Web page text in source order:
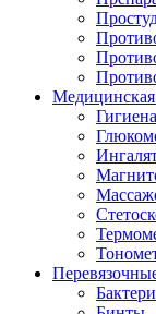
Медицинская